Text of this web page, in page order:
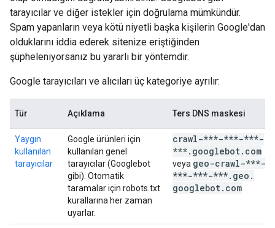
tarayıcılar ve diğer istekler için doğrulama mümkündür.
Spam yapanların veya kötü niyetli başka kişilerin Google'dan
olduklarını iddia ederek sitenize eriştiğinden
şüpheleniyorsanız bu yararlı bir yöntemdir.
Google tarayıcıları ve alıcıları üç kategoriye ayrılır:
Tür Açıklama Ters DNS maskesi
Yaygın
kullanılan
tarayıcılar
Google ürünleri için
kullanılan genel
tarayıcılar (Googlebot
gibi). Otomatik
taramalar için robots.txt
kurallarına her zaman
uyarlar.
crawl-***-***-***-
***. googlebot. com
veya geo-crawl-***-
***-***-***. geo .
googlebot. com